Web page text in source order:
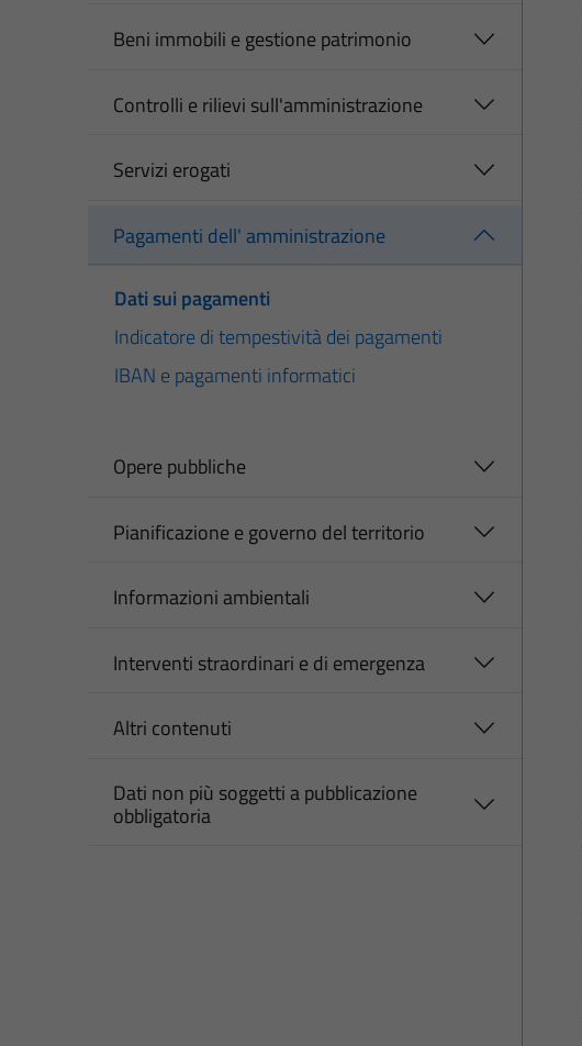
Beni immobili e gestione patrimonio
Controlli e rilievi sull'amministrazione
Servizi erogati
Pagamenti dell' amministrazione
Dati sui pagamenti
Indicatore di tempestività dei pagamenti
IBAN e pagamenti informatici
Opere pubbliche
Pianificazione e governo del territorio
Informazioni ambientali
Interventi straordinari e di emergenza
Altri contenuti
Dati non più soggetti a pubblicazione
obbligatoria